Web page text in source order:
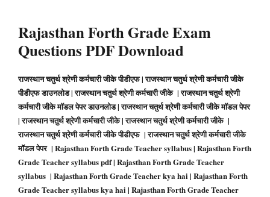
Rajasthan Forth GradeExam
Questions PDF Download
राजस्थान चतुर्थ श्रेणी कर्मचारी जीके पीडीएफ |राजस्थान चतुर्थ श्रेणी कर्मचारीजीके
पीडीएफ डाउनलोड |राजस्थान चतुर्थ श्रेणी कर्मचारीजीके |राजस्थान चतुर्थ श्रेणी
कर्मचारीजीके मॉडल पेपर डाउनलोड |राजस्थान चतुर्थ श्रेणी कर्मचारीजीके मॉडल पेपर
|राजस्थान चतुर्थ श्रेणी कर्मचारीजीके |राजस्थान चतुर्थ श्रेणी कर्मचारीजीके |
राजस्थान चतुर्थ श्रेणी कर्मचारीजीके पीडीएफ |राजस्थान चतुर्थ श्रेणी कर्मचारीजीके
मॉडल पेपर | Rajasthan Forth Grade Teachersyllabus | Rajasthan Forth
Grade Teachersyllabus pdf | Rajasthan Forth Grade Teacher
syllabus | Rajasthan Forth Grade Teacherkya hai | Rajasthan Forth
Grade Teachersyllabus kya hai | Rajasthan Forth Grade Teacher